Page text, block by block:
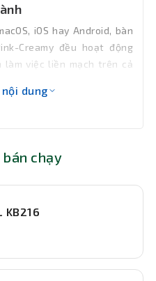
iOS hay Android, bàn
Creamy đều hoạt động
làm việc liền mạch trên cả
dung
bán chạy
KB216